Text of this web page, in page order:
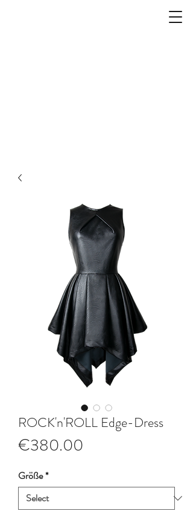
ROCK'n'ROLL Edge-Dress
€380.00
Größe*